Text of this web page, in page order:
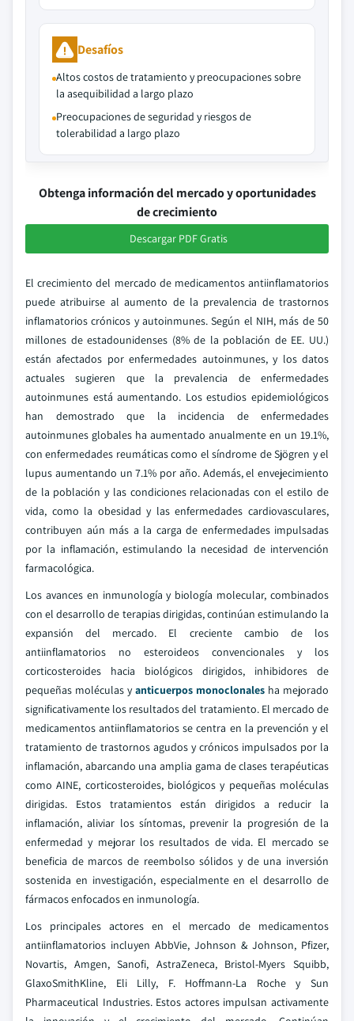
Desafíos
Altos costos de tratamiento y preocupaciones sobre
la asequibilidad a largo plazo
Preocupaciones de seguridad y riesgos de
tolerabilidad a largo plazo
Obtenga información del mercado y oportunidades
de crecimiento
Descargar PDF Gratis
El crecimiento del mercado de medicamentos antiinflamatorios
puede atribuirse al aumento de la prevalencia de trastornos
inflamatorios crónicos y autoinmunes. Según el NIH, más de 50
millones de estadounidenses (8% de la población de EE. UU.)
están afectados por enfermedades autoinmunes, y los datos
actuales sugieren que la prevalencia de enfermedades
autoinmunes está aumentando. Los estudios epidemiológicos
han demostrado que la incidencia de enfermedades
autoinmunes globales ha aumentado anualmente en un 19.1%,
con enfermedades reumáticas como el síndrome de Sjögren y el
lupus aumentando un 7.1% por año. Además, el envejecimiento
de la población y las condiciones relacionadas con el estilo de
vida, como la obesidad y las enfermedades cardiovasculares,
contribuyen aún más a la carga de enfermedades impulsadas
por la inflamación, estimulando la necesidad de intervención
farmacológica.
Los avances en inmunología y biología molecular, combinados
con el desarrollo de terapias dirigidas, continúan estimulando la
expansión del mercado. El creciente cambio de los
antiinflamatorios no esteroideos convencionales y los
corticosteroides hacia biológicos dirigidos, inhibidores de
pequeñas moléculas yanticuerpos monoclonales ha mejorado
significativamente los resultados del tratamiento. El mercado de
medicamentos antiinflamatorios se centra en la prevención y el
tratamiento de trastornos agudos y crónicos impulsados por la
inflamación, abarcando una amplia gama de clases terapéuticas
como AINE, corticosteroides, biológicos y pequeñas moléculas
dirigidas. Estos tratamientos están dirigidos a reducir la
inflamación, aliviar los síntomas, prevenir la progresión de la
enfermedad y mejorar los resultados de vida. El mercado se
beneficia de marcos de reembolso sólidos y de una inversión
sostenida en investigación, especialmente en el desarrollo de
fármacos enfocados en inmunología.
Los principales actores en el mercado de medicamentos
antiinflamatorios incluyen AbbVie, Johnson & Johnson, Pfizer,
Novartis, Amgen, Sanofi, AstraZeneca, Bristol-Myers Squibb,
GlaxoSmithKline, Eli Lilly, F. Hoffmann-La Roche y Sun
Pharmaceutical Industries. Estos actores impulsan activamente